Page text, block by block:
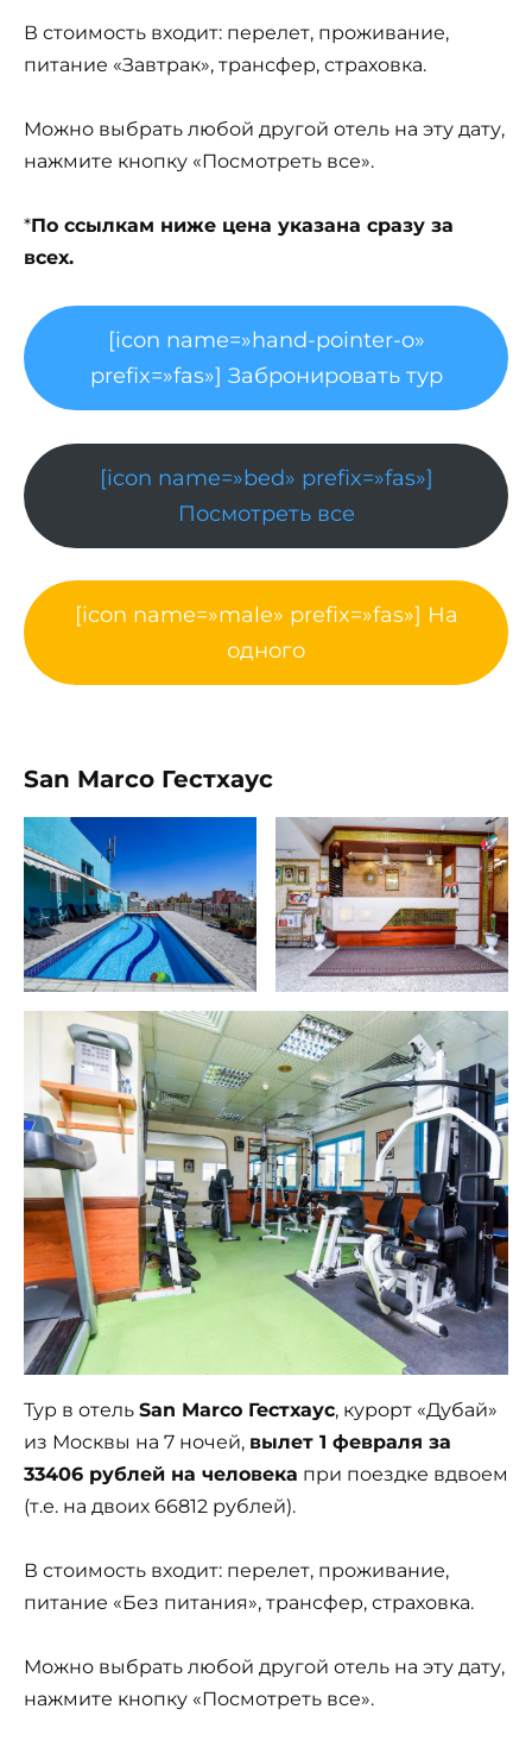
В стоимость входит: перелет, проживание,
питание «Завтрак», трансфер, страховка.
Можно выбрать любой другой отель на эту дату,
нажмите кнопку «Посмотреть все».
*По ссылкам ниже цена указана сразу за
всех.
[icon name=»hand-pointer-o»
prefix=»fas»] Забронировать тур
[icon name=»bed» prefix=»fas»]
Посмотреть все
[icon name=»male» prefix=»fas»] На
одного
San Marco Гестхаус
Тур в отель San Marco Гестхаус, курорт «Дубай»
из Москвы на 7 ночей, вылет 1 февраля за
33406 рублей на человека при поездке вдвоем
(т.е. на двоих 66812 рублей).
В стоимость входит: перелет, проживание,
питание «Без питания», трансфер, страховка.
Можно выбрать любой другой отель на эту дату,
нажмите кнопку «Посмотреть все».